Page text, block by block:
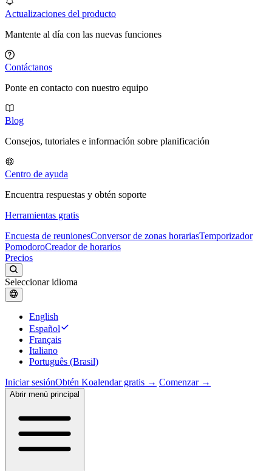
Actualizaciones del producto
Mantente al día con las nuevas funciones
Contáctanos
Ponte en contacto con nuestro equipo
Blog
Consejos, tutoriales e información sobre planificación
Centro de ayuda
Encuentra respuestas y obtén soporte
Herramientas gratis
Encuesta de reunionesConversor de zonas horariasTemporizador
PomodoroCreador de horarios
Precios
Seleccionar idioma
English
Español
Français
Italiano
Português (Brasil)
Iniciar sesiónObtén Koalendar gratis → Comenzar →
Abrir menú principal